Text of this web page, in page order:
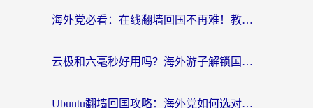
海外党必看：在线翻墙回国不再难！教你选对加速器无缝刷国内资源
云极和六毫秒好用吗？海外游子解锁国内资源的真实答案
Ubuntu翻墙回国攻略：海外党如何选对加速器，无缝刷国内剧玩游戏？